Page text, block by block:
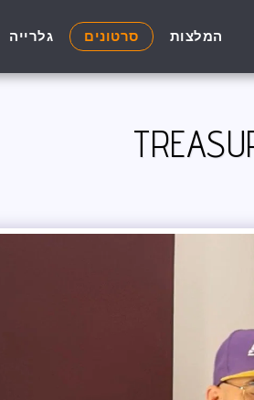
המלצות סרטונים גלרייה